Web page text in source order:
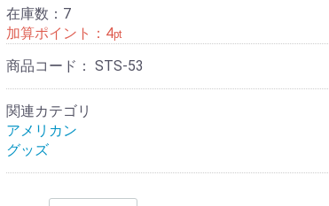
在庫数：7
加算ポイント： 4pt
商品コード： STS-53
関連カテゴリ
アメリカン
グッズ